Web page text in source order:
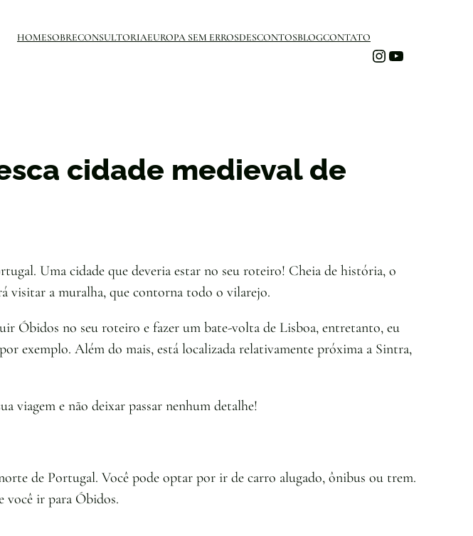
HOMESOBRECONSULTORIAEUROPA SEM ERROSDESCONTOSBLOGCONTATO
Instagram
Youtube
cidade medieval de
Uma cidade que deveria estar no seu roteiro! Cheia de história, o
visitar a muralha, que contorna todo o vilarejo.
Óbidos no seu roteiro e fazer um bate-volta de Lisboa, entretanto, eu
exemplo. Além do mais, está localizada relativamente próxima a Sintra,
viagem e não deixar passar nenhum detalhe!
de Portugal. Você pode optar por ir de carro alugado, ônibus ou trem.
você ir para Óbidos.